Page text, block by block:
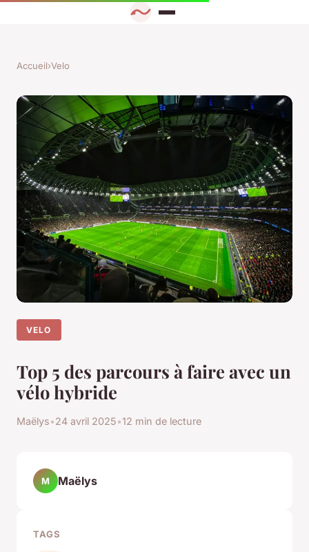
Accueil›Velo
VELO
Top 5 des parcours à faire avec un
vélo hybride
Maëlys•24 avril 2025•12 min de lecture
M Maëlys
TAGS